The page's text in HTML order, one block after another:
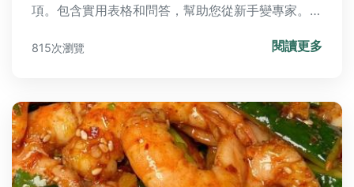
項。包含實用表格和問答，幫助您從新手變專家。深
括如何選擇適合的曼陀羅花顏色、照顧要點及安全提
815次瀏覽 閱讀更多